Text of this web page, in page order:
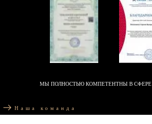
МЫ ПОЛНОСТЬЮ КОМПЕТЕНТНЫ В СФЕРЕ
Наша команда